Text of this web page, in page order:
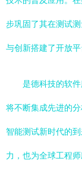
步巩固了其在测试
与创新搭建了开放平
是德科技的软
将不断集成先进的
智能测试新时代的
力，也为全球工程